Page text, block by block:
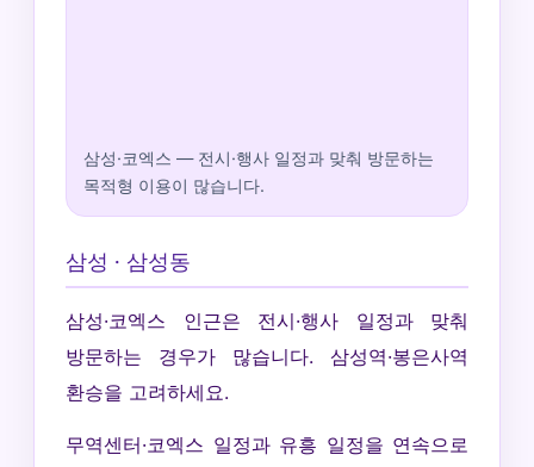
삼성·코엑스 — 전시·행사 일정과 맞춰 방문하는
목적형 이용이 많습니다.
삼성 · 삼성동
삼성·코엑스 인근은 전시·행사 일정과 맞춰
방문하는 경우가 많습니다. 삼성역·봉은사역
환승을 고려하세요.
무역센터·코엑스 일정과 유흥 일정을 연속으로